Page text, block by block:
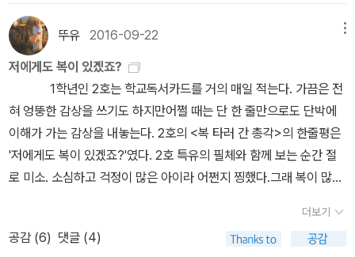
먹고, 사자 얼굴을 꾸민 양상추를 닭가슴살과 허니머스타드 소스에
버무려 잘 먹었다.^♥^엄마에게 주고 싶다며 혼자만 먹지 않고 집으
로 가져 간 예비1학년의 엄마사랑에 감동 받았고. 너무너무 즐거웠다
며 내일도 또 하고 싶다는 아이들 말과, 편식하는 아이가 채소도 잘 먹
었다고 감사하는 엄마들의 피드백에 보람을 느낀다. 이 맛에 5년째
계속 하는지도 모를 일! ★♬♧♥♬
뚜유 2016-09-22
저에게도 복이 있겠죠?
1학년인 2호는 학교독서카드를 거의 매일 적는다. 가끔은 전
혀 엉뚱한 감상을 쓰기도 하지만어쩔 때는 단 한 줄만으로도 단박에
이해가 가는 감상을 내놓는다. 2호의 <복 타러 간 총각>의 한줄평은
'저에게도 복이 있겠죠?'였다. 2호 특유의 필체와 함께 보는 순간 절
로 미소. 소심하고 걱정이 많은 아이라 어쩐지 찡했다.그래 복이 많을
빌었다. 2호는 책을 읽으며 열심히 일해도 복이 없는 총각을 안타까
워하고 쭉정이라는 낱말이 뭔지 물어보았다. 나는 2호에게 총각이 여
더보기
공감 (6) 댓글 (4)